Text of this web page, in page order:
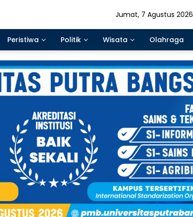
Jumat, 7 Agustus 2026
Peristiwa Politik Wisata Olahraga